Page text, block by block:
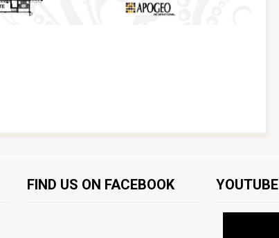
FIND US ON FACEBOOK YOUTUBE